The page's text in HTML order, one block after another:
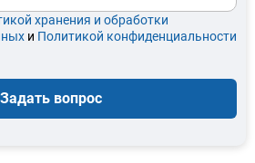
хранения и обработки
и Политикой конфиденциальности
Задать вопрос